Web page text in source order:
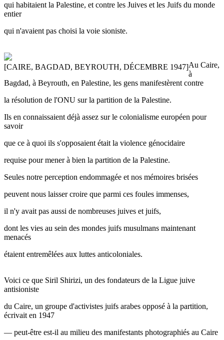
qui habitaient la Palestine, et contre les Juives et les Juifs du monde
entier
qui n'avaient pas choisi la voie sioniste.
[CAIRE, BAGDAD, BEYROUTH, DÉCEMBRE 1947]Au Caire,
à
Bagdad, à Beyrouth, en Palestine, les gens manifestèrent contre
la résolution de l'ONU sur la partition de la Palestine.
Ils en connaissaient déjà assez sur le colonialisme européen pour
savoir
que ce à quoi ils s'opposaient était la violence génocidaire
requise pour mener à bien la partition de la Palestine.
Seules notre perception endommagée et nos mémoires brisées
peuvent nous laisser croire que parmi ces foules immenses,
il n'y avait pas aussi de nombreuses juives et juifs,
dont les vies au sein des mondes juifs musulmans maintenant
menacés
étaient entremêlées aux luttes anticoloniales.
Voici ce que Siril Shirizi, un des fondateurs de la Ligue juive
antisioniste
du Caire, un groupe d'activistes juifs arabes opposé à la partition,
écrivait en 1947
— peut-être est-il au milieu des manifestants photographiés au Caire